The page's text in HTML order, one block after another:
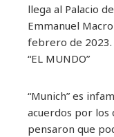
llega al Palacio
Emmanuel
febrero de 2023.
“EL MUNDO”
“Munich” es
acuerdos por los
pensaron que